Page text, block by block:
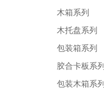
木箱系列
木托盘系列
包装箱系列
胶合卡板系列
包装木箱系列